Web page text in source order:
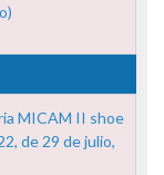
MICAM II shoe
de 29 de julio,